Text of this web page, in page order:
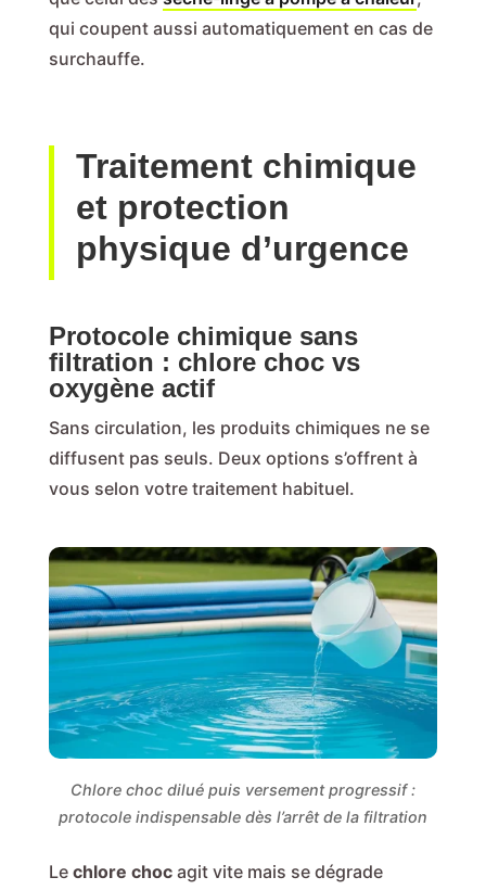
qui coupent aussi automatiquement en cas de
surchauffe.
Traitement chimique
et protection
physique d’urgence
Protocole chimique sans
filtration : chlore choc vs
oxygène actif
Sans circulation, les produits chimiques ne se
diffusent pas seuls. Deux options s’offrent à
vous selon votre traitement habituel.
Chlore choc dilué puis versement progressif :
protocole indispensable dès l’arrêt de la filtration
Le chlore chocagit vite mais se dégrade